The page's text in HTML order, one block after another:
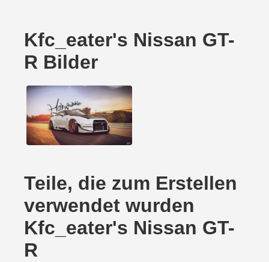
Kfc_eater's Nissan GT-
R Bilder
Teile, die zum Erstellen
verwendet wurden
Kfc_eater's Nissan GT-
R